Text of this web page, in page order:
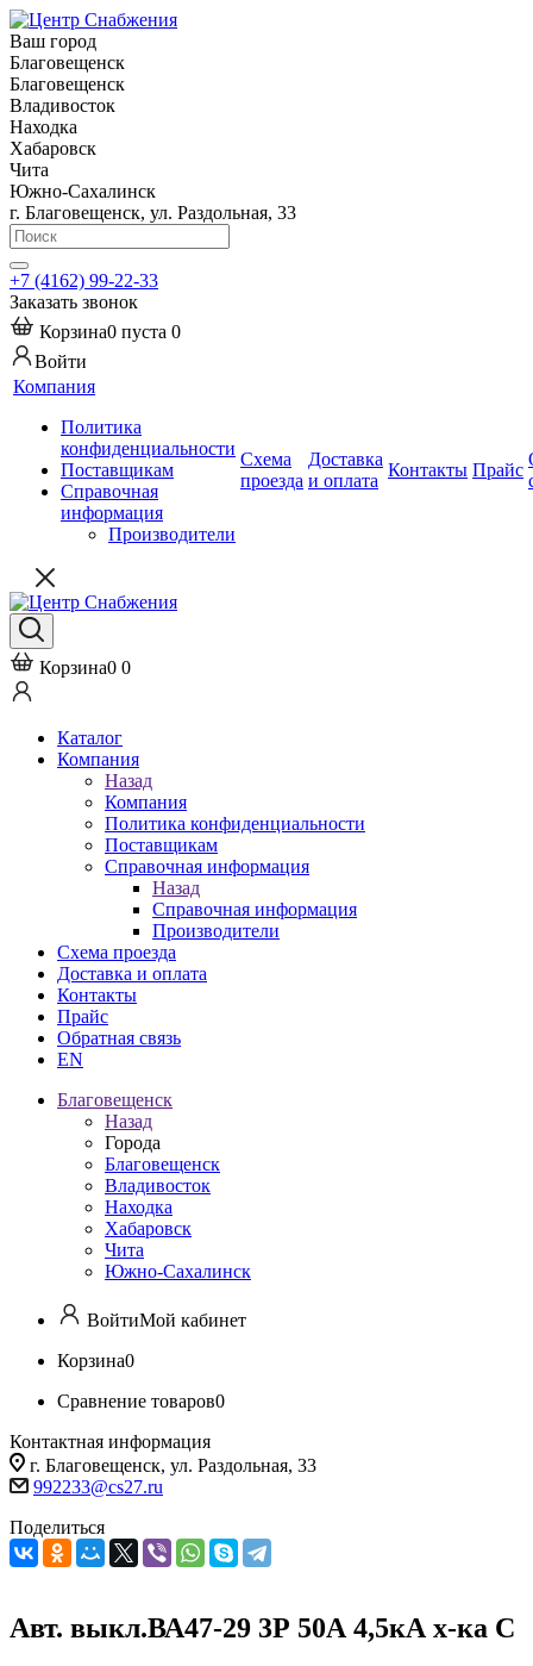
Ваш город
Благовещенск
Благовещенск
Владивосток
Находка
Хабаровск
Чита
Южно-Сахалинск
г. Благовещенск, ул. Раздольная, 33
+7 (4162) 99-22-33
Заказать звонок
Корзина0 пуста 0
Войти
Компания
Политика
конфиденциальности
Поставщикам
Справочная
информация
Производители
Схема
проезда
Доставка
и оплата
Контакты Прайс
Корзина0 0
Каталог
Компания
Назад
Компания
Политика конфиденциальности
Поставщикам
Справочная информация
Назад
Справочная информация
Производители
Схема проезда
Доставка и оплата
Контакты
Прайс
Обратная связь
EN
Благовещенск
Назад
Города
Благовещенск
Владивосток
Находка
Хабаровск
Чита
Южно-Сахалинск
ВойтиМой кабинет
Корзина0
Сравнение товаров0
Контактная информация
г. Благовещенск, ул. Раздольная, 33
992233@cs27.ru
Поделиться
Авт. выкл.ВА47-29 3Р 50А 4,5кА х-ка С